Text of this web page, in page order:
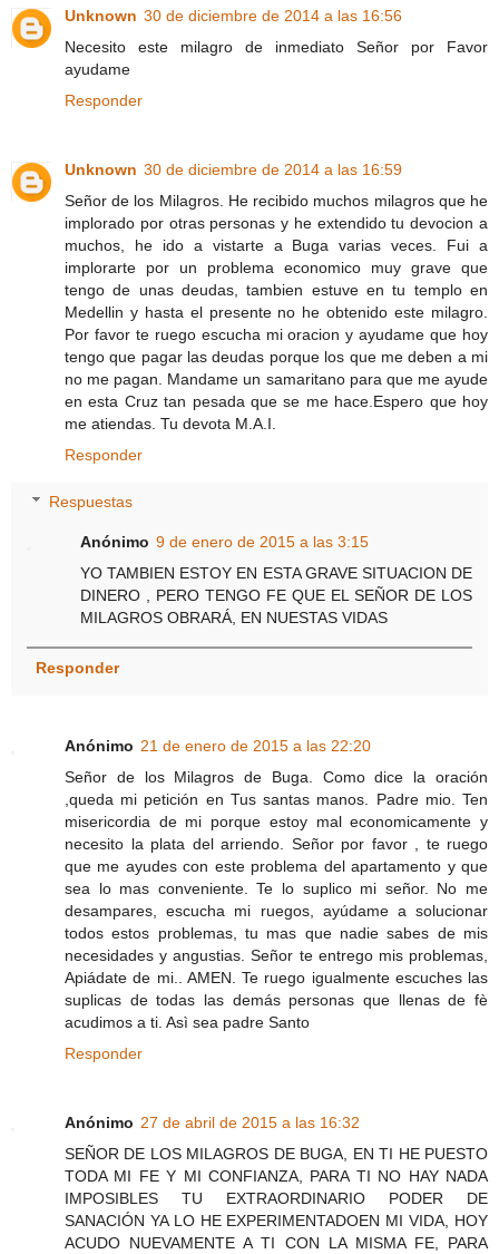
Unknown 30 de diciembre de 2014 a las 16:56
Necesito este milagro de inmediato Señor por Favor
ayudame
Responder
Unknown 30 de diciembre de 2014 a las 16:59
Señor de los Milagros. He recibido muchos milagros que he
implorado por otras personas y he extendido tu devocion a
muchos, he ido a vistarte a Buga varias veces. Fui a
implorarte por un problema economico muy grave que
tengo de unas deudas, tambien estuve en tu templo en
Medellin y hasta el presente no he obtenido este milagro.
Por favor te ruego escucha mi oracion y ayudame que hoy
tengo que pagar las deudas porque los que me deben a mi
no me pagan. Mandame un samaritano para que me ayude
en esta Cruz tan pesada que se me hace.Espero que hoy
me atiendas. Tu devota M.A.I.
Responder
Respuestas
Anónimo 9 de enero de 2015 a las 3:15
YO TAMBIEN ESTOY EN ESTA GRAVE SITUACION DE
DINERO , PERO TENGO FE QUE EL SEÑOR DE LOS
MILAGROS OBRARÁ, EN NUESTAS VIDAS
Responder
Anónimo 21 de enero de 2015 a las 22:20
Señor de los Milagros de Buga. Como dice la oración
,queda mi petición en Tus santas manos. Padre mio. Ten
misericordia de mi porque estoy mal economicamente y
necesito la plata del arriendo. Señor por favor , te ruego
que me ayudes con este problema del apartamento y que
sea lo mas conveniente. Te lo suplico mi señor. No me
desampares, escucha mi ruegos, ayúdame a solucionar
todos estos problemas, tu mas que nadie sabes de mis
necesidades y angustias. Señor te entrego mis problemas,
Apiádate de mi.. AMEN. Te ruego igualmente escuches las
suplicas de todas las demás personas que llenas de fè
acudimos a ti. Asì sea padre Santo
Responder
Anónimo 27 de abril de 2015 a las 16:32
SEÑOR DE LOS MILAGROS DE BUGA, EN TI HE PUESTO
TODA MI FE Y MI CONFIANZA, PARA TI NO HAY NADA
IMPOSIBLES TU EXTRAORDINARIO PODER DE
SANACIÓN YA LO HE EXPERIMENTADOEN MI VIDA, HOY
ACUDO NUEVAMENTE A TI CON LA MISMA FE, PARA